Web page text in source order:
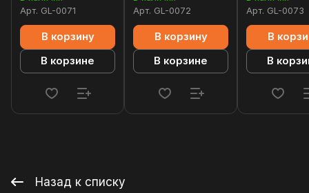
Арт. GL-0071
В корзину
В корзине
Арт. GL-0072
В корзину
В корзине
Арт. GL-0073
В
В
Назад к списку